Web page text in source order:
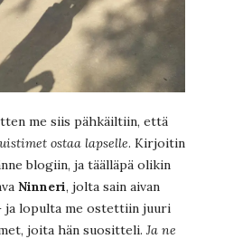
me siis pähkäiltiin, että
ostaa lapselle. Kirjoitin
blogiin, ja täälläpä olikin
Ninneri, jolta sain aivan
ja lopulta me ostettiin juuri
joita hän suositteli. Ja ne